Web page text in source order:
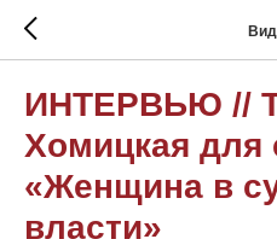
ИНТЕРВЬЮ //
Хомицкая для
«Женщина в
власти»